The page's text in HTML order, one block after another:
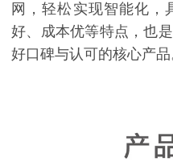
网，轻松实现智能化，
好、成本优等特点，也
好口碑与认可的核心产品